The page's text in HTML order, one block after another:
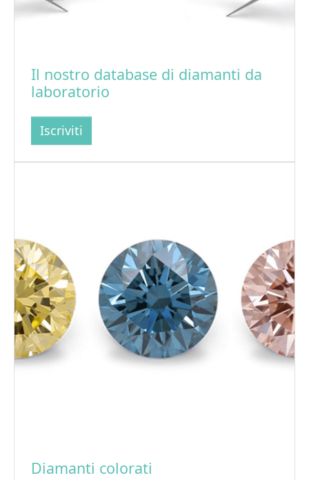
Il nostro database di diamanti da
laboratorio
Iscriviti
Diamanti colorati